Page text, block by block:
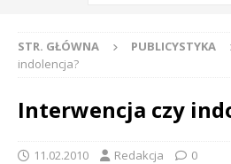
STR. GŁÓWNA PUBLICYSTYKA
indolencja?
Interwencja czy
11.02.2010 Redakcja 0